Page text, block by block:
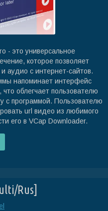
- это универсальное
которое позволяет
аудио с интернет-сайтов.
напоминает интерфейс
облегчает пользователю
с программой. Пользователю
url видео из любимого
его в VCap Downloader.
Rus]